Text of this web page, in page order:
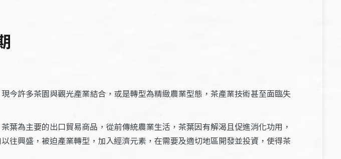
今許多茶園與觀光產業結合，或是轉型為精緻農業型態，茶產業技術甚至面臨失
為主要的出口貿易商品，從前傳統農業生活，茶葉因有解渴且促進消化功用，
往興盛，被迫產業轉型，加入經濟元素，在需要及適切地區開發並投資，使得茶